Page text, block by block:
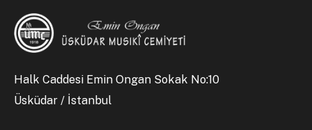
Halk Caddesi Emin Ongan Sokak No:10
Üsküdar / İstanbul